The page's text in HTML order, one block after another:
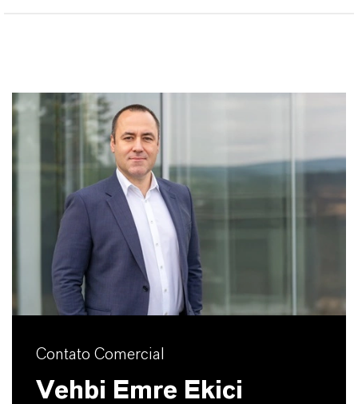
Contato Comercial
Vehbi Emre Ekici